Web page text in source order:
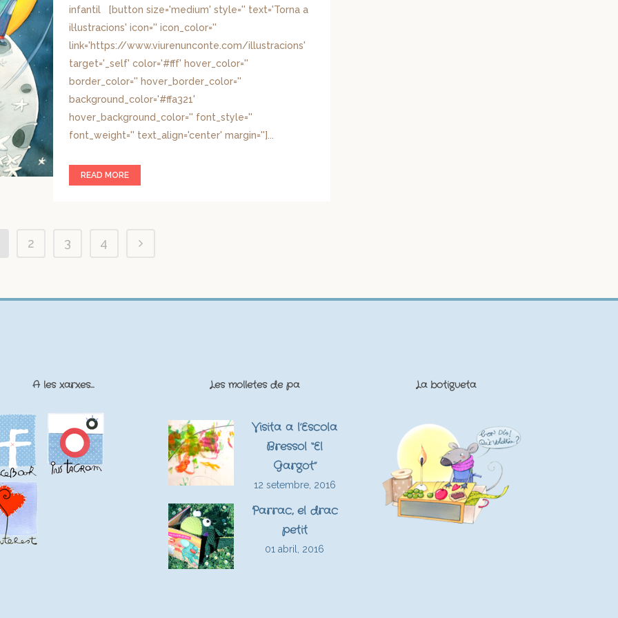
infantil [button size='medium' style='' text='Torna a
il·lustracions' icon='' icon_color=''
link='https://www.viurenunconte.com/illustracions'
target='_self' color='#fff' hover_color=''
border_color='' hover_border_color=''
background_color='#ffa321'
hover_background_color='' font_style=''
font_weight='' text_align='center' margin='']...
READ MORE
2 3 4
A les xarxes… Les molletes de pa
Visita a l’Escola
Bressol “El
Gargot”
12 setembre, 2016
Parrac, el drac
petit
01 abril, 2016
La botigueta